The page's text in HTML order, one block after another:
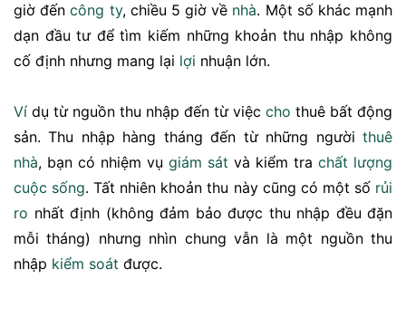
giờ đếncông ty, chiều 5 giờ về nhà. Một số khác mạnh
dạn đầu tư để tìm kiếm những khoản thu nhập không
cố định nhưng mang lại lợi nhuận lớn.
Ví dụ từ nguồn thu nhập đến từ việc cho thuê bất động
sản. Thu nhập hàng tháng đến từ những người thuê
nhà, bạn có nhiệm vụ giám sát và kiểm tra chất lượng
cuộc sống. Tất nhiên khoản thu này cũng có một số rủi
ro nhất định (không đảm bảo được thu nhập đều đặn
mỗi tháng) nhưng nhìn chung vẫn là một nguồn thu
nhập kiểm soát được.